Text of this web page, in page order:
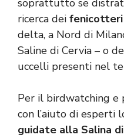
soprattutto se
ricerca dei fenicotteri
delta, a Nord di
Saline di Cervia – o
uccelli presenti nel
Per il birdwatching e
con l’aiuto di esperti
guidate alla Salina